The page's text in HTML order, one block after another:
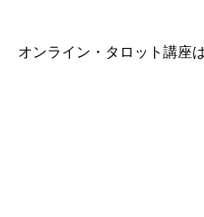
オンライン・タロット講座